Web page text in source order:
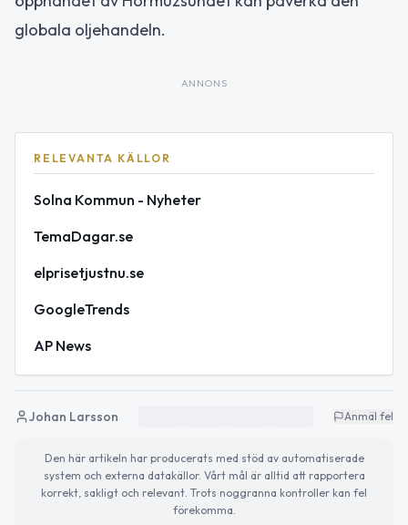
globala oljehandeln.
ANNONS
RELEVANTA KÄLLOR
Solna Kommun - Nyheter
TemaDagar.se
elprisetjustnu.se
GoogleTrends
AP News
Johan Larsson Anmäl fel
Den här artikeln har producerats med stöd av automatiserade
system och externa datakällor. Vårt mål är alltid att rapportera
korrekt, sakligt och relevant. Trots noggranna kontroller kan fel
förekomma.